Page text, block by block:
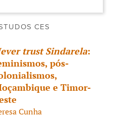
CES
trust Sindarela:
pós-
e Timor-
Cunha